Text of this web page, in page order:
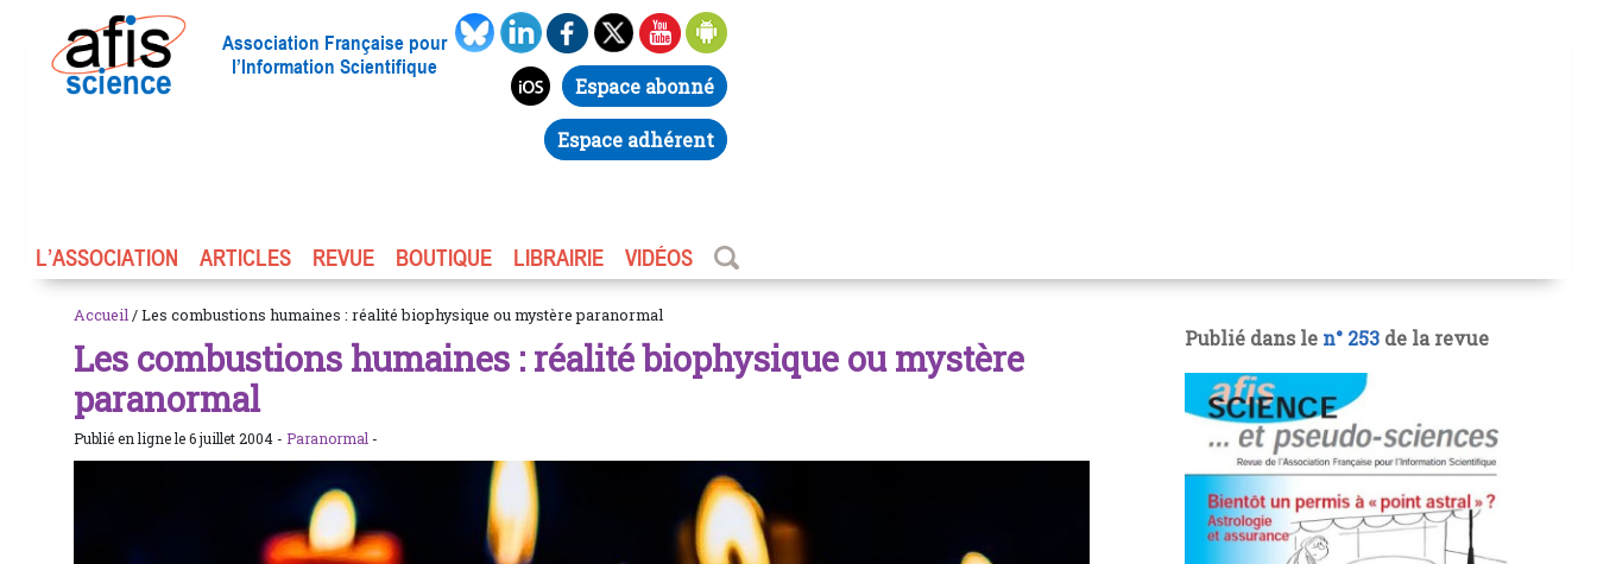
Association Française pour
l’Information Scientifique
Espace abonné
Espace adhérent
L’ASSOCIATION ARTICLES REVUE BOUTIQUE LIBRAIRIE VIDÉOS
Accueil / Les combustions humaines : réalité biophysique ou mystère paranormal
Les combustions humaines : réalité biophysique ou mystère
paranormal
Publié en ligne le 6 juillet 2004 - Paranormal -
Publié dans le n° 253 de la revue